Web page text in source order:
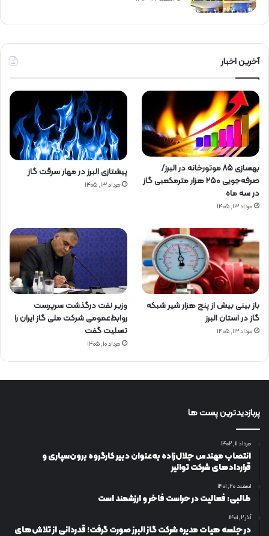
آخرین اخبار
بهسازی ۸۵ موتورخانه در البرز/
صرفه‌جویی ۲۵۰ هزار مترمکعبی گاز
در سه ماه
مرداد ۱۳, ۱۴۰۵
پیشتازی البرز در مهار سرقت گاز
مرداد ۱۳, ۱۴۰۵
باز بینی بیش از پنج هزار شیر شبکه
گاز در استان البرز
مرداد ۱۳, ۱۴۰۵
وزیر نفت درگذشت سرپرست
روابط‌عمومی شرکت ملی گاز ایران را
تسلیت گفت
مرداد ۱۰, ۱۴۰۵
پربازدیدترین پست ها
مرداد ۱۱, ۱۴۰۲
انتصاب مهندس جلال‌زاده به‌عنوان دبیر كارگروه برون‌سپاری و
قراردادهای شركت توانیر
اسفند ۲۰, ۱۴۰۱
طالبی: فعالیت در حراست فاخر و ارزشمند است
آذر ۲, ۱۴۰۱
در جلسه هیات مدیره شرکت گاز البرز صورت گرفت؛ قدردانی از تلاش‌های